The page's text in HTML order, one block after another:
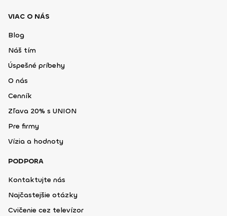
VIAC O NÁS
Blog
Náš tím
Úspešné príbehy
O nás
Cenník
Zľava 20% s UNION
Pre firmy
Vízia a hodnoty
PODPORA
Kontaktujte nás
Najčastejšie otázky
Cvičenie cez televízor